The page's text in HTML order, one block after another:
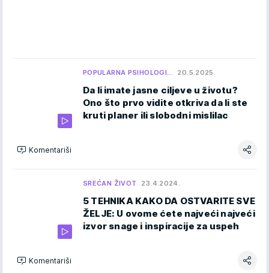
POPULARNA PSIHOLOGI… 20.5.2025.
Da li imate jasne ciljeve u životu?
Ono što prvo vidite otkriva da li ste
kruti planer ili slobodni mislilac
Komentariši
SREĆAN ŽIVOT 23.4.2024.
5 TEHNIKA KAKO DA OSTVARITE SVE
ŽELJE: U ovome ćete najveći najveći
izvor snage i inspiracije za uspeh
Komentariši